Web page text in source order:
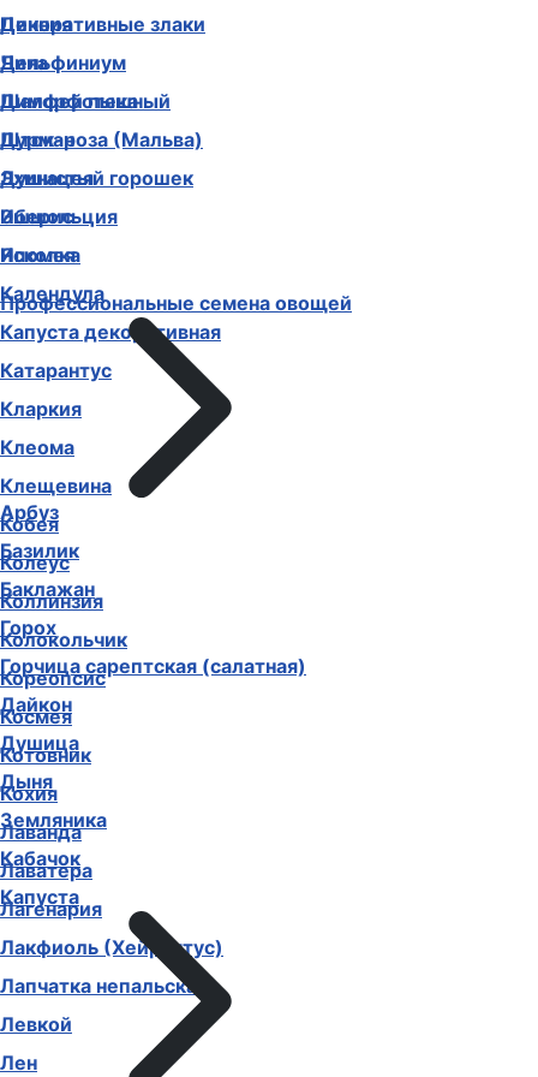
Декоративные злаки
Дельфиниум
Диморфотека
Дурман
Душистый горошек
Иберис
Ипомея
Календула
Капуста декоративная
Катарантус
Кларкия
Клеома
Клещевина
Кобея
Колеус
Коллинзия
Колокольчик
Кореопсис
Космея
Котовник
Кохия
Лаванда
Лаватера
Лагенария
Лакфиоль (Хейрантус)
Лапчатка непальская
Левкой
Лен
Цинния
Чина
Шалфей пышный
Шток-роза (Мальва)
Эхинацея
Эшшольция
Ясколка
Профессиональные семена овощей
Арбуз
Базилик
Баклажан
Горох
Горчица сарептская (салатная)
Дайкон
Душица
Дыня
Земляника
Кабачок
Капуста